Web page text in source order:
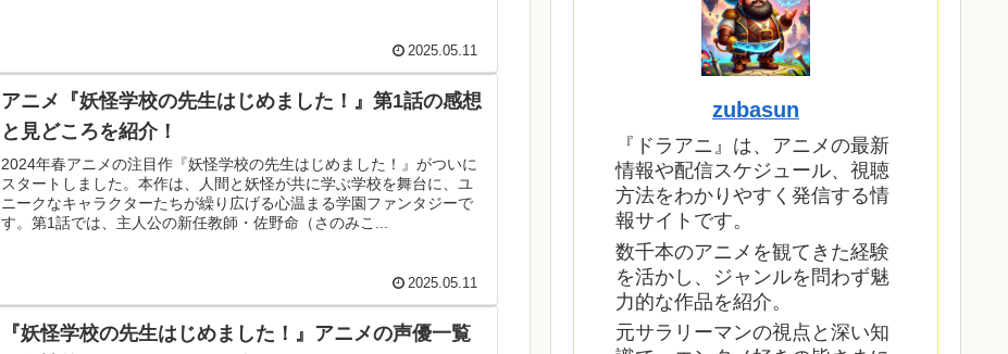
2025.05.11
アニメ『妖怪学校の先生はじめました！』第1話の感想
と見どころを紹介！
2024年春アニメの注目作『妖怪学校の先生はじめました！』がついに
スタートしました。本作は、人間と妖怪が共に学ぶ学校を舞台に、ユ
ニークなキャラクターたちが繰り広げる心温まる学園ファンタジーで
す。第1話では、主人公の新任教師・佐野命（さのみこ...
2025.05.11
『妖怪学校の先生はじめました！』アニメの声優一覧
zubasun
『ドラアニ』は、アニメの最新
情報や配信スケジュール、視聴
方法をわかりやすく発信する情
報サイトです。
数千本のアニメを観てきた経験
を活かし、ジャンルを問わず魅
力的な作品を紹介。
元サラリーマンの視点と深い知